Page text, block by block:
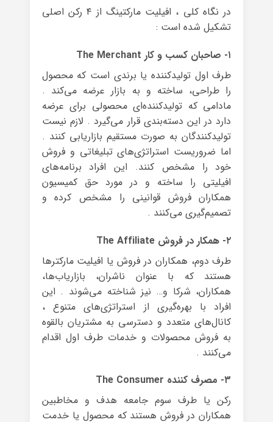
در نگاه کلی ، افیلیت مارکتینگ از ۴ رکن اصلی
تشکیل شده است :
۱- صاحبان کسب و کار The Merchant
طرف اول تولیدکننده یا برندی است که محصول
را طراحی، ساخته و به بازار عرضه می‌کند .
مادامی که تولیدکننده‌ای محصولی برای عرضه
دارد در این دسته‌بندی قرار می‌گیرد . لازم نیست
تولیدکنندگان به صورت مستقیم بازاریابی کنند .
اما ضروریست استراتژی‌های تبلیغاتی و فروش
خود را مشخص کنند. این افراد برنامه‌های
افیلیتی را ساخته و در مورد حق کمیسیون
همکاران فروش قوانینی را مشخص کرده و
تصمیم‌گیری می‌کنند .
۲- همکار در فروش The Affiliate
طرف دوم، همکاران در فروش یا افیلیت مارکترها
هستند که با عنوان ناشران، بازاریاب‌ها،
همکاران، شرکا و… نیز شناخته می‌شوند . این
افراد با بهره‌گیری از استراتژی‌های متنوع ،
کانال‌های متعدد و دسترسی به مشتریان بالقوه
به فروش محصولات و خدمات طرف اول اقدام
می‌کنند .
۳- مصرف کننده The Consumer
رکن یا طرف سوم جامعه هدف و مخاطبین
همکاران در فروش هستند که محصول یا خدمت